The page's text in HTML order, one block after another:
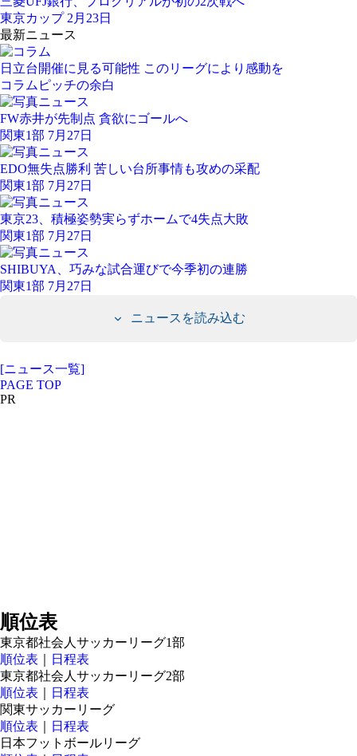
東京カップ 2月23日
最新ニュース
日立台開催に見る可能性 このリーグにより感動を
コラム ピッチの余白
FW赤井が先制点 貪欲にゴールへ
関東1部 7月27日
EDO無失点勝利 苦しい台所事情も攻めの采配
関東1部 7月27日
東京23、積極姿勢実らずホームで4失点大敗
関東1部 7月27日
SHIBUYA、巧みな試合運びで今季初の連勝
関東1部 7月27日
ニュースを読み込む
[ニュース一覧]
PAGE TOP
PR
順位表
東京都社会人サッカーリーグ1部
順位表
日程表
東京都社会人サッカーリーグ2部
順位表
日程表
関東サッカーリーグ
順位表
日程表
日本フットボールリーグ